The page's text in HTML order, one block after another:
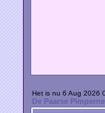
Het is nu 6 Aug 2026
De Paarse